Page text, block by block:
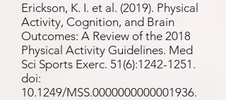
Erickson, K. I. et al. (2019). Physical
Activity, Cognition, and Brain
Outcomes: A Review of the 2018
Physical Activity Guidelines. Med
Sci Sports Exerc. 51(6):1242-1251 .
doi:
10.1249/MSS.0000000000001936.